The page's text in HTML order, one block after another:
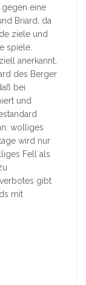
gegen eine
Briard, da
ziele und
spiele.
anerkannt,
des Berger
bei
und
wolliges
wird nur
Fell als
gibt
mit